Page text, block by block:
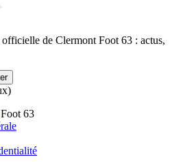
de Clermont Foot 63 : actus,
63